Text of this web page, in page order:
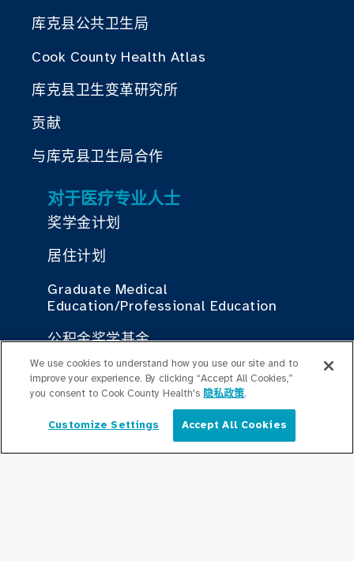
库克县公共卫生局
Cook County Health Atlas
库克县卫生变革研究所
贡献
与库克县卫生局合作
对于医疗专业人士
奖学金计划
居住计划
Graduate Medical
Education/Professional Education
公积金奖学基金
联系我们
简体中文
We use cookies to understand how you use our site and to
improve your experience. By clicking “Accept All Cookies,”
you consent to Cook County Health's 隐私政策.
Customize Settings Accept All Cookies